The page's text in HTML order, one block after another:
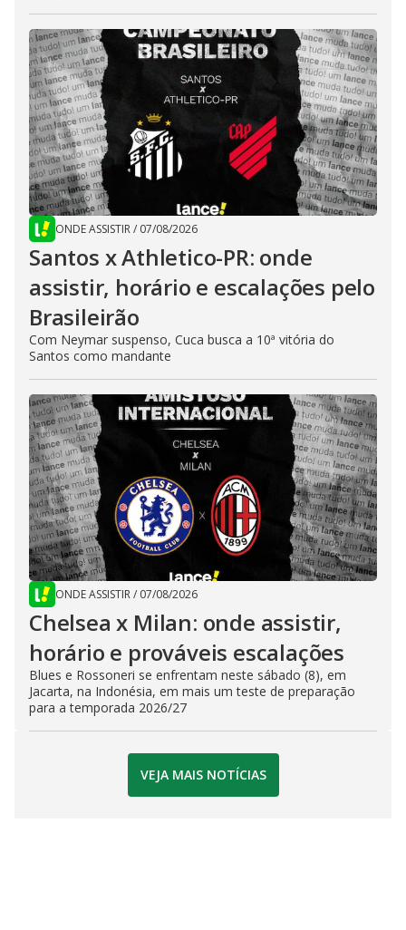
ONDE ASSISTIR/ 07/08/2026
Santos x Athletico-PR: onde
assistir, horário e escalações pelo
Brasileirão
Com Neymar suspenso, Cuca busca a 10ª vitória do
Santos como mandante
ONDE ASSISTIR/ 07/08/2026
Chelsea x Milan: onde assistir,
horário e prováveis escalações
Blues e Rossoneri se enfrentam neste sábado (8), em
Jacarta, na Indonésia, em mais um teste de preparação
para a temporada 2026/27
VEJA MAIS NOTÍCIAS